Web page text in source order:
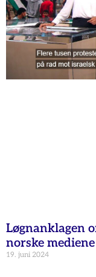
Løgnanklagen
norske
19. juni 2024